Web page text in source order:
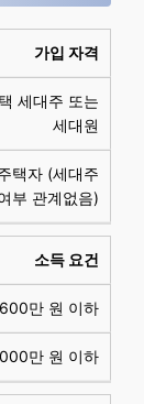
가입 자격
세대주 또는
세대원
택자 (세대주
부 관계없음)
소득 요건
만 원 이하
만 원 이하